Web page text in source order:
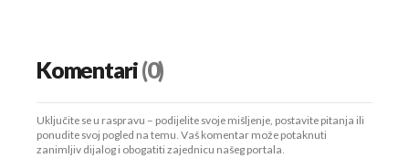
Komentari(0)
Uključite se u raspravu – podijelite svoje mišljenje, postavite pitanja ili
ponudite svoj pogled na temu. Vaš komentar može potaknuti
zanimljiv dijalog i obogatiti zajednicu našeg portala.